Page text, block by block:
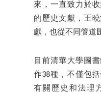
來，一直致力於
的歷史文獻，王
獻，也從不同管道
目前清華大學圖
作38種，不僅包
有關歷史和法理